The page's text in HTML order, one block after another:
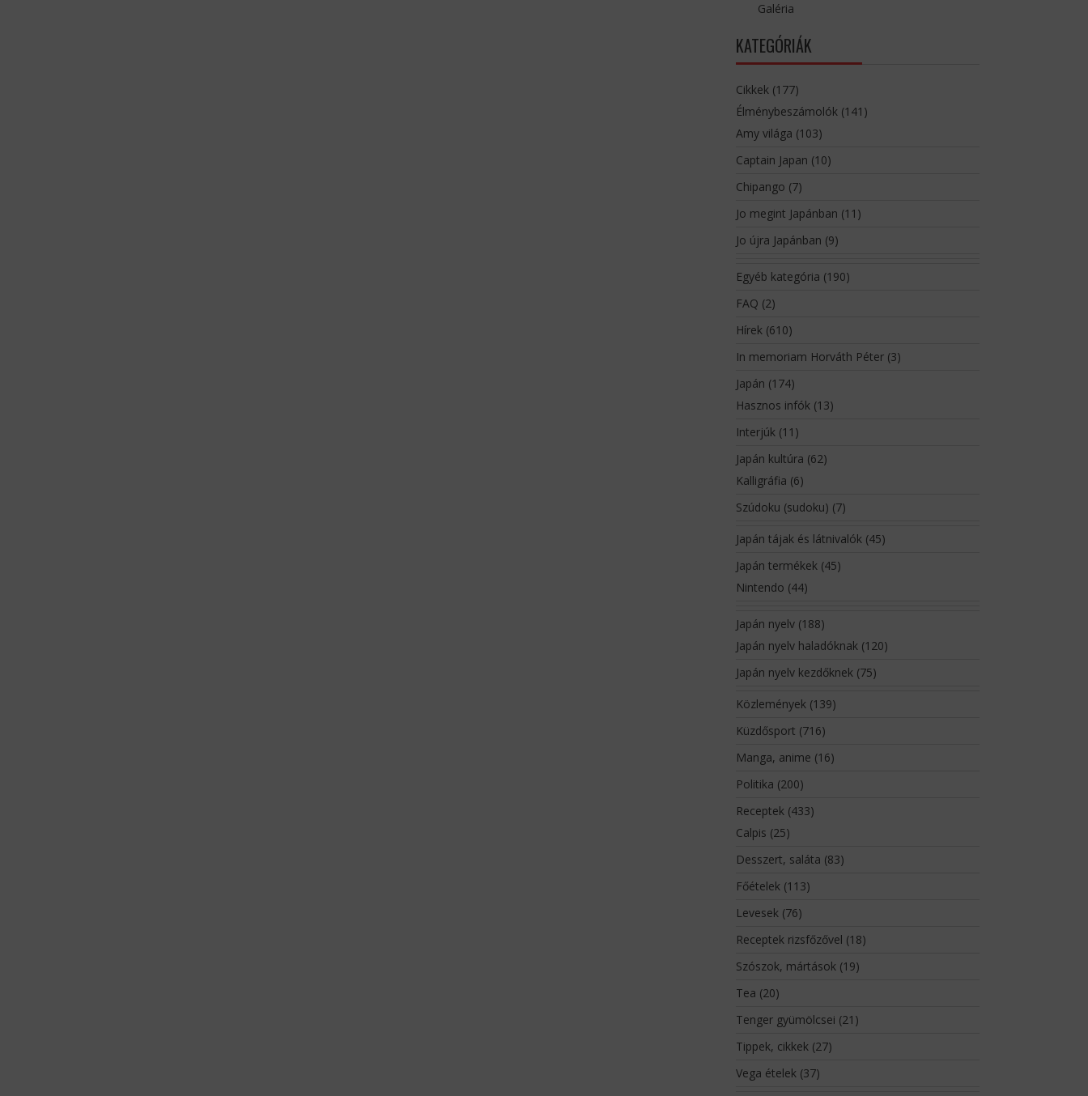
Galéria
KATEGÓRIÁK
Cikkek(177)
Élménybeszámolók(141)
Amy világa (103)
Captain Japan (10)
Chipango (7)
Jo megint Japánban (11)
Jo újra Japánban (9)
Egyéb kategória (190)
FAQ (2)
Hírek(610)
In memoriam Horváth Péter(3)
Japán (174)
Hasznos infók(13)
Interjúk(11)
Japán kultúra (62)
Kalligráfia (6)
Szúdoku (sudoku) (7)
Japán tájak és látnivalók(45)
Japán termékek(45)
Nintendo (44)
Japán nyelv(188)
Japán nyelv haladóknak(120)
Japán nyelv kezdőknek(75)
Közlemények(139)
Küzdősport (716)
Manga, anime (16)
Politika (200)
Receptek(433)
Calpis (25)
Desszert, saláta (83)
Főételek(113)
Levesek(76)
Receptek rizsfőzővel (18)
Szószok, mártások(19)
Tea (20)
Tenger gyümölcsei (21)
Tippek, cikkek(27)
Vega ételek(37)